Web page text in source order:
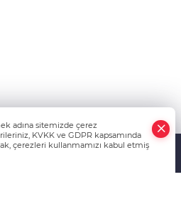
adına sitemizde çerez
KVKK ve GDPR kapsamında
çerezleri kullanmamızı kabul etmiş